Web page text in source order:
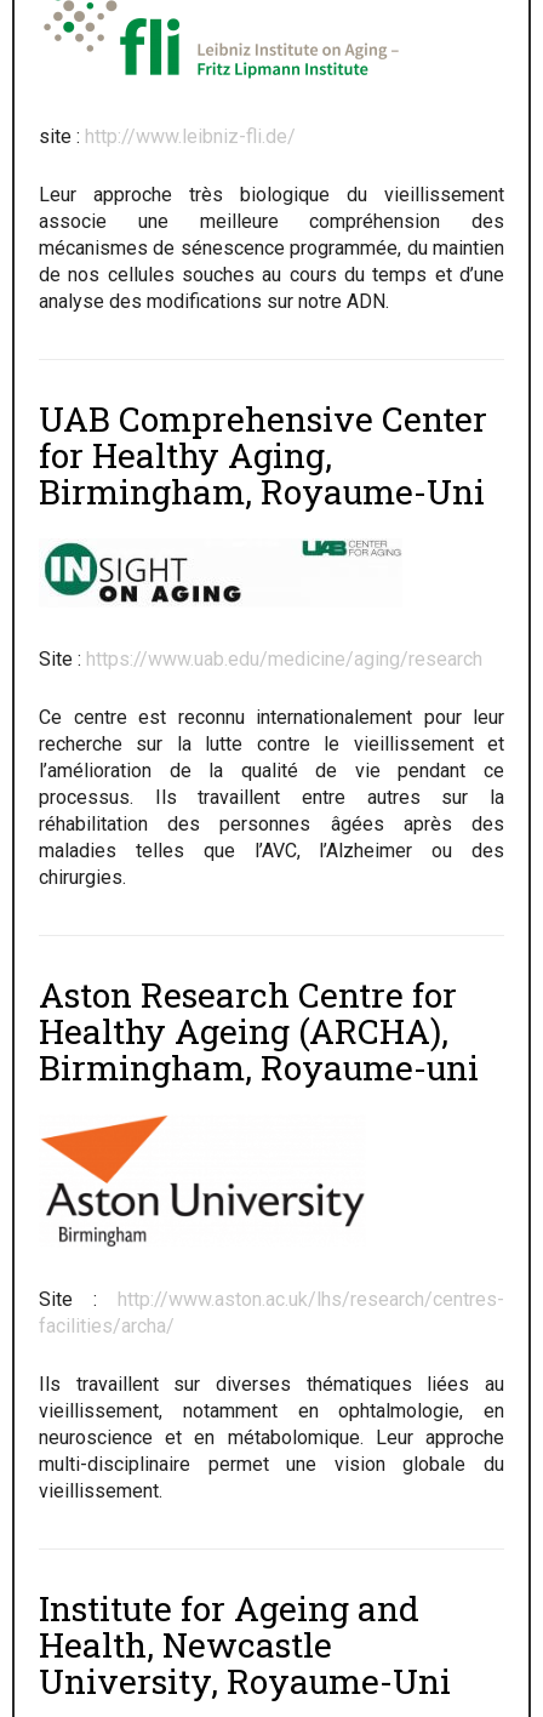
site : http://www.leibniz-fli.de/
Leur approche très biologique du vieillissement
associe une meilleure compréhension des
mécanismes de sénescence programmée, du maintien
de nos cellules souches au cours du temps et d’une
analyse des modifications sur notre ADN.
UAB Comprehensive Center
for Healthy Aging,
Birmingham, Royaume-Uni
Site : https://www.uab.edu/medicine/aging/research
Ce centre est reconnu internationalement pour leur
recherche sur la lutte contre le vieillissement et
l’amélioration de la qualité de vie pendant ce
processus. Ils travaillent entre autres sur la
réhabilitation des personnes âgées après des
maladies telles que l’AVC, l’Alzheimer ou des
chirurgies.
Aston Research Centre for
Healthy Ageing (ARCHA),
Birmingham, Royaume-uni
Site : http://www.aston.ac.uk/lhs/research/centres-
facilities/archa/
Ils travaillent sur diverses thématiques liées au
vieillissement, notamment en ophtalmologie, en
neuroscience et en métabolomique. Leur approche
multi-disciplinaire permet une vision globale du
vieillissement.
Institute for Ageing and
Health, Newcastle
University, Royaume-Uni